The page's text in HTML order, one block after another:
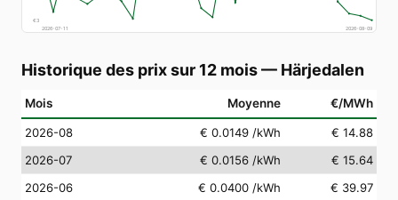
€3
2026-07-11
2026-08-09
Historique des prix sur 12 mois— Härjedalen
Mois Moyenne €/MWh
2026-08 € 0.0149 /kWh
€ 14.88
2026-07
€ 0.0156 /kWh
€ 15.64
2026-06
€ 0.0400 /kWh
€ 39.97